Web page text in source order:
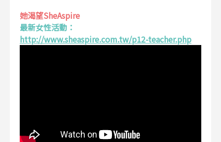
她渴望SheAspire
最新女性活動：
http://www.sheaspire.com.tw/p12-teacher.php